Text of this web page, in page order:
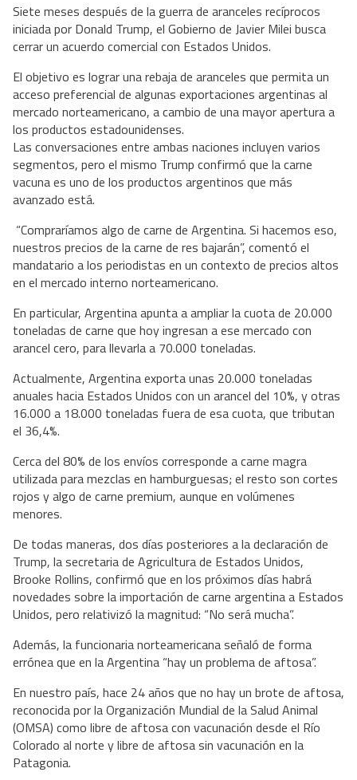
Siete meses después de la guerra de aranceles recíprocos
iniciada por Donald Trump, el Gobierno de Javier Milei busca
cerrar un acuerdo comercial con Estados Unidos.
El objetivo es lograr una rebaja de aranceles que permita un
acceso preferencial de algunas exportaciones argentinas al
mercado norteamericano, a cambio de una mayor apertura a
los productos estadounidenses.
Las conversaciones entre ambas naciones incluyen varios
segmentos, pero el mismo Trump confirmó que la carne
vacuna es uno de los productos argentinos que más
avanzado está.
“Compraríamos algo de carne de Argentina. Si hacemos eso,
nuestros precios de la carne de res bajarán”, comentó el
mandatario a los periodistas en un contexto de precios altos
en el mercado interno norteamericano.
En particular, Argentina apunta a ampliar la cuota de 20.000
toneladas de carne que hoy ingresan a ese mercado con
arancel cero, para llevarla a 70.000 toneladas.
Actualmente, Argentina exporta unas 20.000 toneladas
anuales hacia Estados Unidos con un arancel del 10%, y otras
16.000 a 18.000 toneladas fuera de esa cuota, que tributan
el 36,4%.
Cerca del 80% de los envíos corresponde a carne magra
utilizada para mezclas en hamburguesas; el resto son cortes
rojos y algo de carne premium, aunque en volúmenes
menores.
De todas maneras, dos días posteriores a la declaración de
Trump, la secretaria de Agricultura de Estados Unidos,
Brooke Rollins, confirmó que en los próximos días habrá
novedades sobre la importación de carne argentina a Estados
Unidos, pero relativizó la magnitud: “No será mucha”.
Además, la funcionaria norteamericana señaló de forma
errónea que en la Argentina “hay un problema de aftosa”.
En nuestro país, hace 24 años que no hay un brote de aftosa,
reconocida por la Organización Mundial de la Salud Animal
(OMSA) como libre de aftosa con vacunación desde el Río
Colorado al norte y libre de aftosa sin vacunación en la
Patagonia.